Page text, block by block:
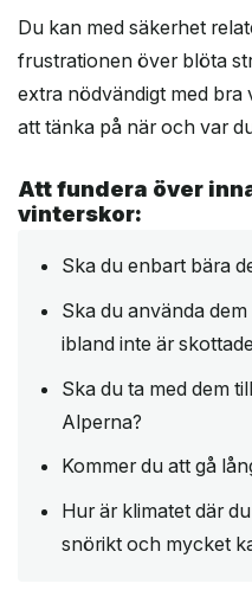
Du kan med säkerhet
frustrationen över blöta
extra nödvändigt med bra
att tänka på när och var
Att fundera över
vinterskor:
Ska du enbart bära
Ska du använda
ibland inte är
Ska du ta med dem
Alperna?
Kommer du att gå
Hur är klimatet där
snörikt och mycket